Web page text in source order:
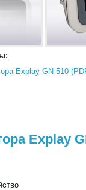
Explay GN-510
Explay